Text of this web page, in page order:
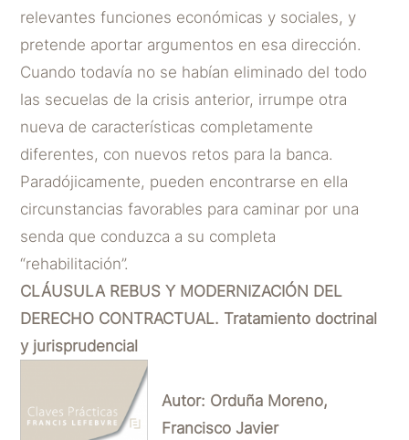
relevantes funciones económicas y sociales, y
pretende aportar argumentos en esa dirección.
Cuando todavía no se habían eliminado del todo
las secuelas de la crisis anterior, irrumpe otra
nueva de características completamente
diferentes, con nuevos retos para la banca.
Paradójicamente, pueden encontrarse en ella
circunstancias favorables para caminar por una
senda que conduzca a su completa
“rehabilitación”.
CLÁUSULA REBUS Y MODERNIZACIÓN DEL
DERECHO CONTRACTUAL. Tratamiento doctrinal
y jurisprudencial
Autor: Orduña Moreno,
Francisco Javier